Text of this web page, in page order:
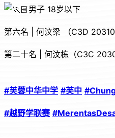
男子 18岁以下
第六名 | 何汶梁 （C3D 20310
第二十名 | 何汶栋（C3C
#芙蓉中华中学 #芙中
#越野学联赛